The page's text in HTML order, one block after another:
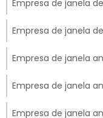
Empresa de janela
Empresa de janela
Empresa de janela
Empresa de janela
Empresa de janela